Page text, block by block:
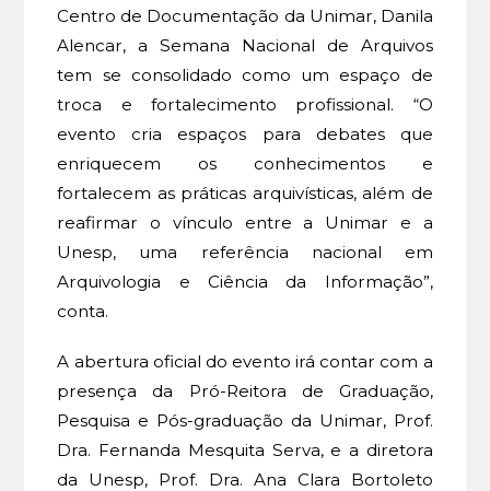
Centro de Documentação da Unimar, Danila
Alencar, a Semana Nacional de Arquivos
tem se consolidado como um espaço de
troca e fortalecimento profissional. “O
evento cria espaços para debates que
enriquecem os conhecimentos e
fortalecem as práticas arquivísticas, além de
reafirmar o vínculo entre a Unimar e a
Unesp, uma referência nacional em
Arquivologia e Ciência da Informação”,
conta.
A abertura oficial do evento irá contar com a
presença da Pró-Reitora de Graduação,
Pesquisa e Pós-graduação da Unimar, Prof.
Dra. Fernanda Mesquita Serva, e a diretora
da Unesp, Prof. Dra. Ana Clara Bortoleto